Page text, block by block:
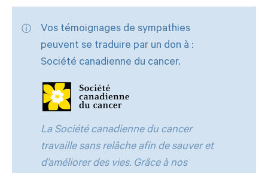
Vos témoignages de sympathies
peuvent se traduire par un don à :
Société canadienne du cancer.
La Société canadienne du cancer
travaille sans relâche afin de sauver et
d’améliorer des vies. Grâce à nos